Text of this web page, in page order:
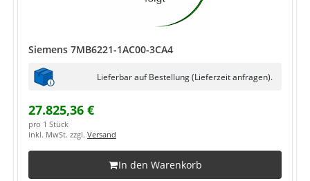
Siemens 7MB6221-1AC00-3CA4
Lieferbar auf Bestellung (Lieferzeit anfragen).
27.825,36 €
pro 1 Stück
inkl. MwSt. zzgl. Versand
In den Warenkorb